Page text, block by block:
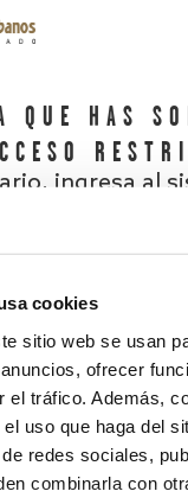
cookies
sitio web se usan
ofrecer
el tráfico. Además,
uso que haga del
redes sociales,
combinarla con
QUE HAS
ingresa al